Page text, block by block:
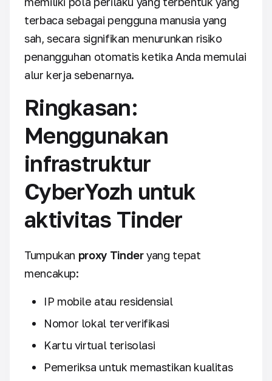
terbaca sebagai pengguna manusia yang
sah, secara signifikan menurunkan risiko
penangguhan otomatis ketika Anda memulai
alur kerja sebenarnya.
Ringkasan:
Menggunakan
infrastruktur
CyberYozh untuk
aktivitas Tinder
Tumpukan proxy Tinderyang tepat
mencakup:
IP mobile atau residensial
Nomor lokal terverifikasi
Kartu virtual terisolasi
Pemeriksa untuk memastikan kualitas